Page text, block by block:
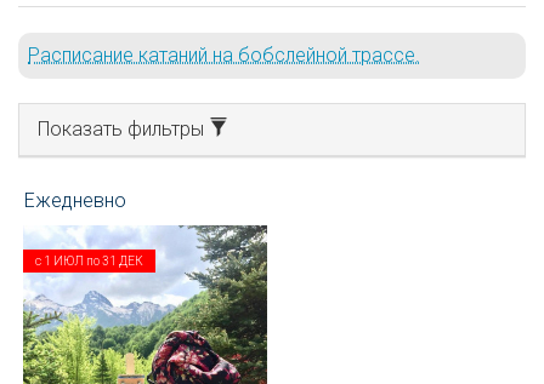
Расписание катаний на бобслейной трассе.
Показать фильтры
с 1 ИЮЛ по31 ДЕК